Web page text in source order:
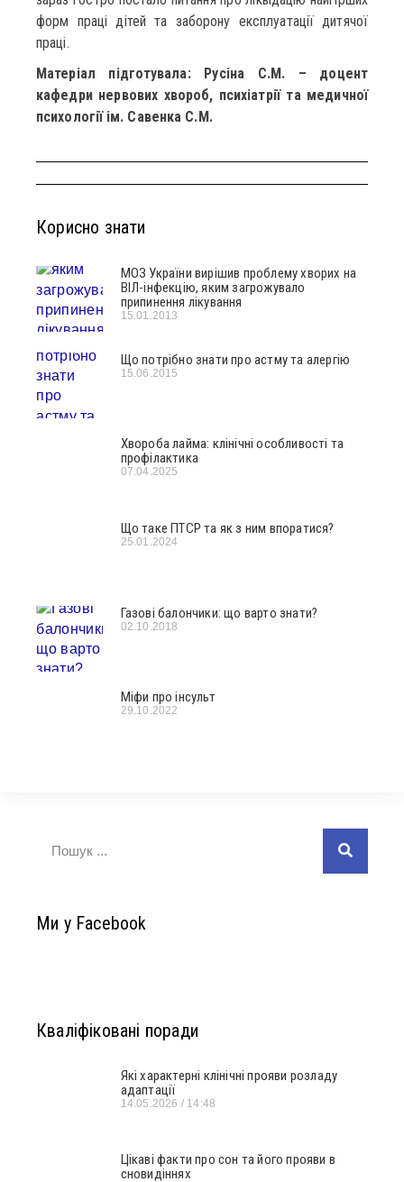
форм праці дітей та заборону експлуатації дитячої
праці.
Матеріал підготувала: Русіна С.М. – доцент
кафедри нервових хвороб, психіатрії та медичної
психології ім. Савенка С.М.
Корисно знати
МОЗ України вирішив проблему хворих на
ВІЛ-інфекцію, яким загрожувало
припинення лікування
15.01.2013
Що потрібно знати про астму та алергію
15.06.2015
Хвороба лайма: клінічні особливості та
профілактика
07.04.2025
Що таке ПТСР та як з ним впоратися?
25.01.2024
Газові балончики: що варто знати?
02.10.2018
Міфи про інсульт
29.10.2022
Ми у Facebook
Кваліфіковані поради
Які характерні клінічні прояви розладу
адаптації
14.05.2026 14:48
Цікаві факти про сон та його прояви в
сновидіннях